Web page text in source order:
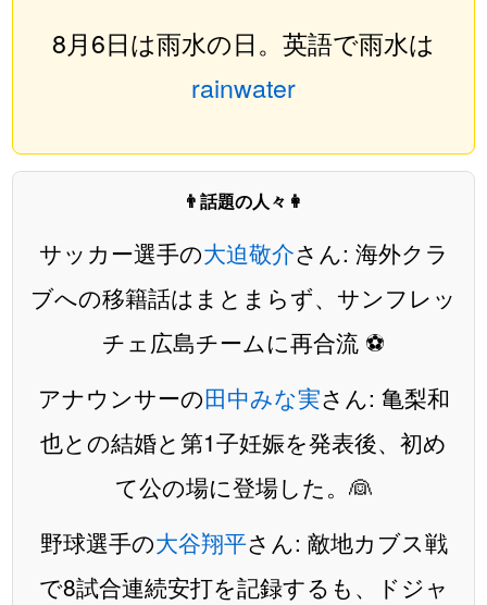
8月6日は雨水の日。英語で雨水は
rainwater
👨話題の人々👩
サッカー選手の大迫敬介さん: 海外クラ
ブへの移籍話はまとまらず、サンフレッ
チェ広島チームに再合流 ⚽️
アナウンサーの田中みな実さん: 亀梨和
也との結婚と第1子妊娠を発表後、初め
て公の場に登場した。👰
野球選手の大谷翔平さん: 敵地カブス戦
で8試合連続安打を記録するも、ドジャ